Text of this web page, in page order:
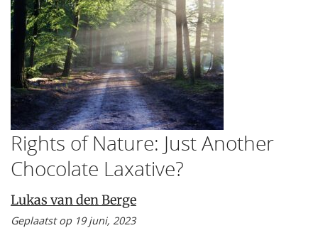
Rights of Nature: Just Another
Chocolate Laxative?
Lukas van den Berge
Geplaatst op 19 juni, 2023